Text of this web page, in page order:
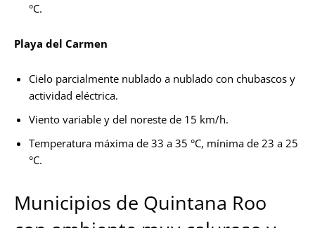
°C.
Playa del Carmen
Cielo parcialmente nublado a nublado con chubascos y
actividad eléctrica.
Viento variable y del noreste de 15 km/h.
Temperatura máxima de 33 a 35 °C, mínima de 23 a 25
°C.
Municipios de Quintana Roo